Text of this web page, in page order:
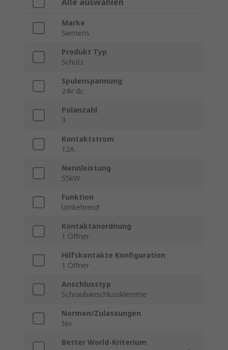
Alle auswählen
Marke
Siemens
Produkt Typ
Schütz
Spulenspannung
24V dc
Polanzahl
3
Kontaktstrom
12A
Nennleistung
55kW
Funktion
Umkehrend
Kontaktanordnung
1 Öffner
Hilfskontakte Konfiguration
1 Öffner
Anschlusstyp
Schraubanschlussklemme
Normen/Zulassungen
No
Better World-Kriterium